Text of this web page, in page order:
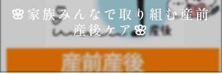
🌸家族みんなで取り組む産前
産後ケア🌸